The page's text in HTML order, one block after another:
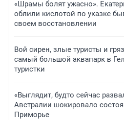
«Шрамы болят ужасно».
облили кислотой по указке
своем восстановлении
Вой сирен, злые туристы и
самый большой аквапарк в
туристки
«Выглядит, будто сейчас
Австралии шокировало
Приморье